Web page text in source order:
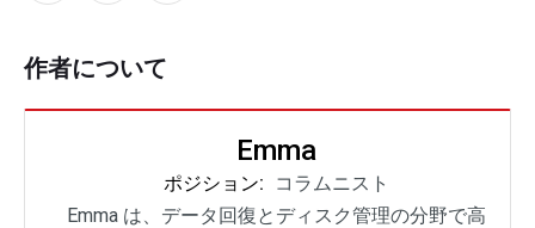
作者について
Emma
ポジション:
コラムニスト
Emma は、データ回復とディスク管理の分野で高